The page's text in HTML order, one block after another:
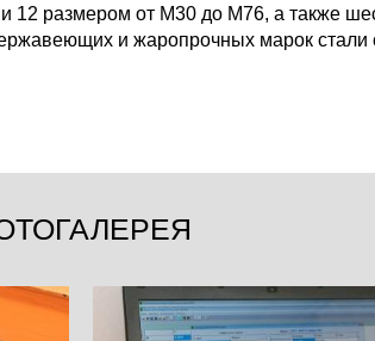
12 размером от М30 до М76, а также
и жаропрочных марок